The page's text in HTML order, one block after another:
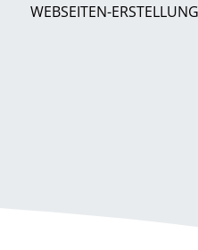
WEBSEITEN-